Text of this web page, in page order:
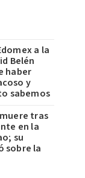
a la
Belén
haber
y
sabemos
tras
en la
su
sobre la